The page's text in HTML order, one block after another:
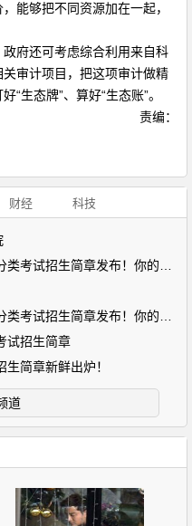
能够把不同资源加在一起，
府还可考虑综合利用来自科
审计项目，把这项审计做精
“生态牌”、算好“生态账”。
责编：
财经 科技
试招生简章
简章新鲜出炉！
道